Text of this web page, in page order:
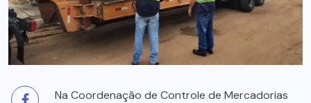
Na Coordenação de Controle de Mercadorias